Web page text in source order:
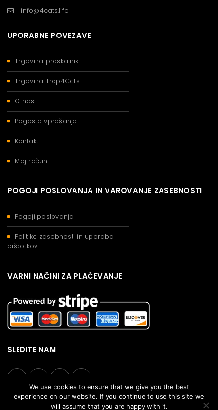
info@4cats.life
UPORABNE POVEZAVE
Trgovina praskalniki
Trgovina Trap4Cats
O nas
Pogosta vprašanja
Kontakt
Moj račun
POGOJI POSLOVANJA IN VAROVANJE ZASEBNOSTI
Pogoji poslovanja
Politika zasebnosti in uporaba
piškotkov
VARNI NAČINI ZA PLAČEVANJE
SLEDITE NAM
We use cookies to ensure that we give you the best
experience on our website. If you continue to use this site we
will assume that you are happy with it.